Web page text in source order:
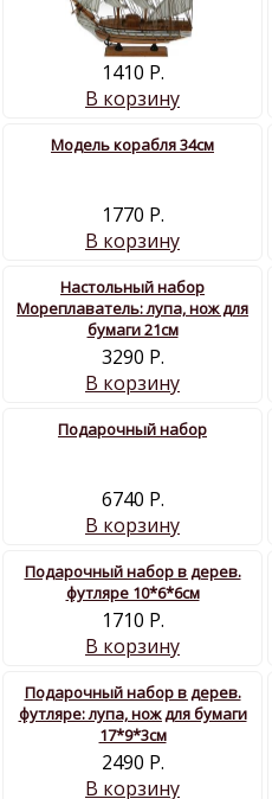
1410 Р.
В корзину
Модель корабля 34см
1770 Р.
В корзину
Настольный набор
Мореплаватель: лупа, нож для
бумаги 21см
3290 Р.
В корзину
Подарочный набор
6740 Р.
В корзину
Подарочный набор в дерев.
футляре 10*6*6см
1710 Р.
В корзину
Подарочный набор в дерев.
футляре: лупа, нож для бумаги
17*9*3см
2490 Р.
В корзину